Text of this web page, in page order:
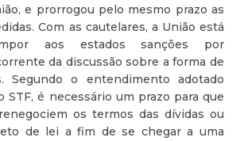
e prorrogou pelo mesmo prazo as
Com as cautelares, a União está
aos estados sanções por
da discussão sobre a forma de
Segundo o entendimento adotado
STF, é necessário um prazo para que
os termos das dívidas ou
de lei a fim de se chegar a uma